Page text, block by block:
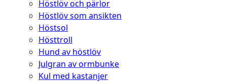
Höstlöv och pärlor
Höstlöv som ansikten
Höstsol
Hösttroll
Hund av höstlöv
Julgran av ormbunke
Kul med kastanjer